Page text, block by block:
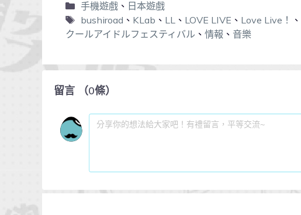
手機遊戲、 日本遊戲
bushiroad 、 KLab 、 LL 、 LOVE LIVE 、 Love Live！ 、
クールアイドルフェスティバル 、 情報 、 音樂
留言 （0條）